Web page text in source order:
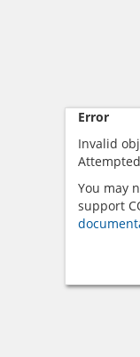
Error
Invalid
You may
support